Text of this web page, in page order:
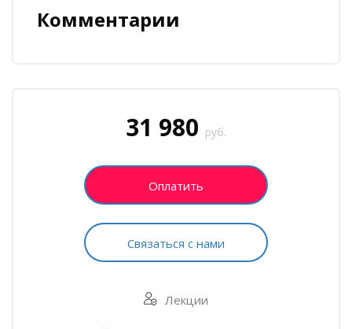
Комментарии
31 980 руб.
Оплатить
Связаться с нами
Лекции